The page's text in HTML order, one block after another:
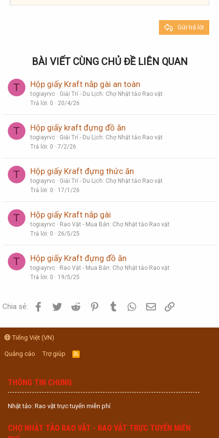
22
Times New Roman
Gửi trả lời
BÀI VIẾT CÙNG CHỦ ĐỀ LIÊN QUAN
T Hộp giấy Kraft nắp gài an toàn
togiayrvc
Giải Trí - Du Lịch: Chợ Nhật tảo Rao vặt
Trả lời 0 20/4/26
T Hộp giấy kraft đựng đồ ăn
togiayrvc
Giải Trí - Du Lịch: Chợ Nhật tảo Rao vặt
Trả lời 0 7/2/26
T Hộp giấy Kraft đựng thức ăn
togiayrvc
Giải Trí - Du Lịch: Chợ Nhật tảo Rao vặt
Trả lời 0 17/1/26
T Hộp giấy Kraft nắp gài
togiayrvc
Rao Vặt - Mua Bán: Chợ Nhật tảo Rao vặt
Trả lời 0 26/5/25
T Hộp giấy Kraft đựng đồ ăn
togiayrvc
Rao Vặt - Mua Bán: Chợ Nhật tảo Rao vặt
Trả lời 0 19/5/25
Chia sẻ: Facebook
Twitter Reddit PinterestTumblr WhatsApp
Email
Tiếng Việt (VN)
Quảng cáo Trợ giúp
R
S
THÔNG TIN CHUNG
Nhật tảo: Rao vặt trực tuyến miễn phí
CHỢ NHẬT TẢO RAO VẶT - RAO VẶT TRỰC TUYẾN MIỄN